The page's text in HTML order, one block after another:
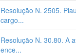
Resolução N. 2505.
cargo...
Resolução N. 30.80. A
ence...